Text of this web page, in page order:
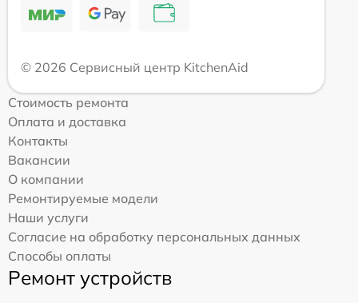
© 2026 Сервисный центр KitchenAid
Стоимость ремонта
Оплата и доставка
Контакты
Вакансии
О компании
Ремонтируемые модели
Наши услуги
Согласие на обработку персональных данных
Способы оплаты
Ремонт устройств